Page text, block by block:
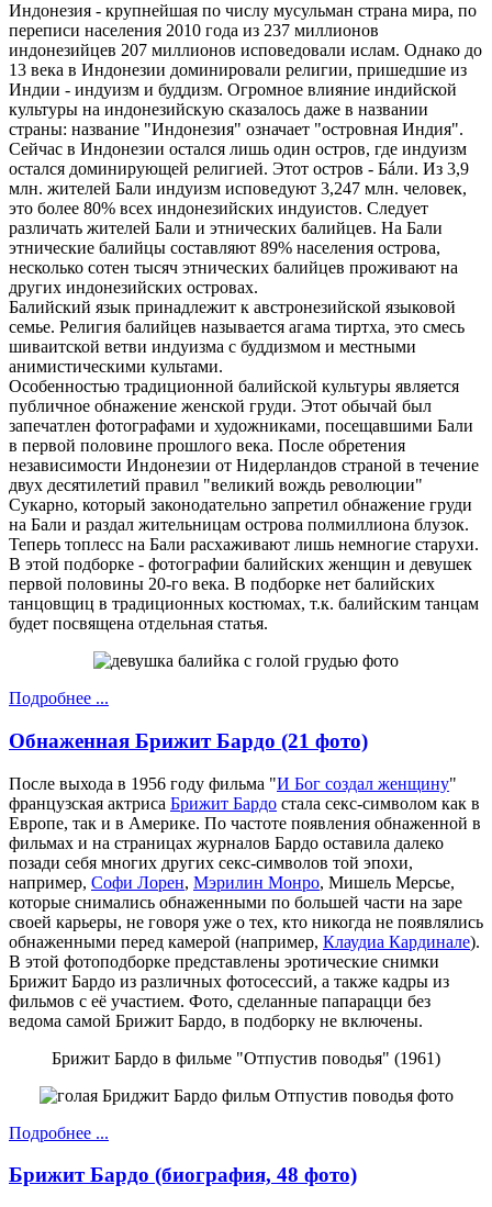
Индонезия - крупнейшая по числу мусульман страна мира, по
переписи населения 2010 года из 237 миллионов
индонезийцев 207 миллионов исповедовали ислам. Однако до
13 века в Индонезии доминировали религии, пришедшие из
Индии - индуизм и буддизм. Огромное влияние индийской
культуры на индонезийскую сказалось даже в названии
страны: название "Индонезия" означает "островная Индия".
Сейчас в Индонезии остался лишь один остров, где индуизм
остался доминирующей религией. Этот остров - Бáли. Из 3,9
млн. жителей Бали индуизм исповедуют 3,247 млн. человек,
это более 80% всех индонезийских индуистов. Следует
различать жителей Бали и этнических балийцев. На Бали
этнические балийцы составляют 89% населения острова,
несколько сотен тысяч этнических балийцев проживают на
других индонезийских островах.
Балийский язык принадлежит к австронезийской языковой
семье. Религия балийцев называется агама тиртха, это смесь
шиваитской ветви индуизма с буддизмом и местными
анимистическими культами.
Особенностью традиционной балийской культуры является
публичное обнажение женской груди. Этот обычай был
запечатлен фотографами и художниками, посещавшими Бали
в первой половине прошлого века. После обретения
независимости Индонезии от Нидерландов страной в течение
двух десятилетий правил "великий вождь революции"
Сукарно, который законодательно запретил обнажение груди
на Бали и раздал жительницам острова полмиллиона блузок.
Теперь топлесс на Бали расхаживают лишь немногие старухи.
В этой подборке - фотографии балийских женщин и девушек
первой половины 20-го века. В подборке нет балийских
танцовщиц в традиционных костюмах, т.к. балийским танцам
будет посвящена отдельная статья.
Подробнее ...
Обнаженная Брижит Бардо (21 фото)
После выхода в 1956 году фильма "И Бог создал женщину"
французская актриса Брижит Бардо стала секс-символом как в
Европе, так и в Америке. По частоте появления обнаженной в
фильмах и на страницах журналов Бардо оставила далеко
позади себя многих других секс-символов той эпохи,
например, Софи Лорен, Мэрилин Монро, Мишель Мерсье,
которые снимались обнаженными по большей части на заре
своей карьеры, не говоря уже о тех, кто никогда не появлялись
обнаженными перед камерой (например, Клаудиа Кардинале).
В этой фотоподборке представлены эротические снимки
Брижит Бардо из различных фотосессий, а также кадры из
фильмов с её участием. Фото, сделанные папарацци без
ведома самой Брижит Бардо, в подборку не включены.
Брижит Бардо в фильме "Отпустив поводья" (1961)
Подробнее ...
Брижит Бардо (биография, 48 фото)